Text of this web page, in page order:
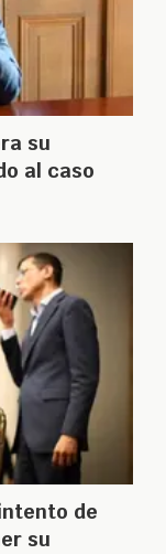
su
al caso
de
su